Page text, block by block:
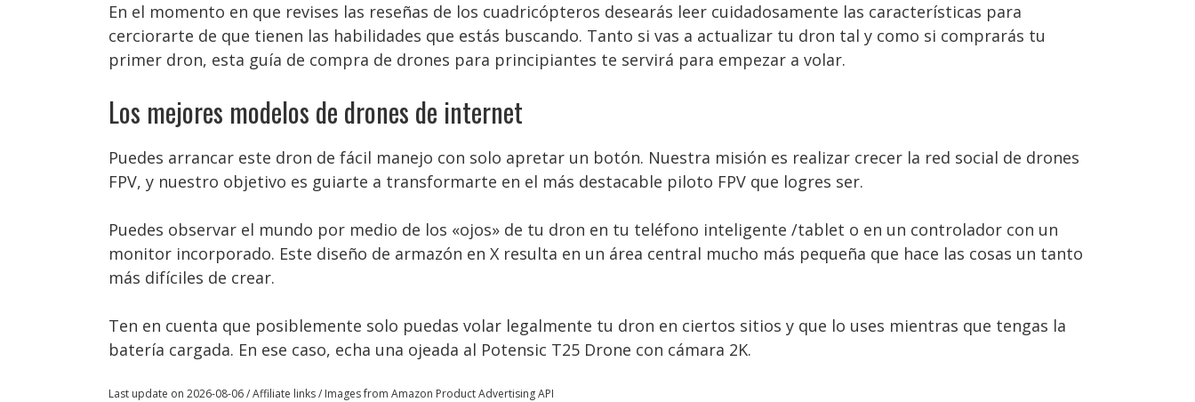
En el momento en que revises las reseñas de los cuadricópteros desearás leer cuidadosamente las características para
cerciorarte de que tienen las habilidades que estás buscando. Tanto si vas a actualizar tu dron tal y como si comprarás tu
primer dron, esta guía de compra de drones para principiantes te servirá para empezar a volar.
Los mejores modelos de drones de internet
Puedes arrancar este dron de fácil manejo con solo apretar un botón. Nuestra misión es realizar crecer la red social de drones
FPV, y nuestro objetivo es guiarte a transformarte en el más destacable piloto FPV que logres ser.
Puedes observar el mundo por medio de los «ojos» de tu dron en tu teléfono inteligente /tablet o en un controlador con un
monitor incorporado. Este diseño de armazón en X resulta en un área central mucho más pequeña que hace las cosas un tanto
más difíciles de crear.
Ten en cuenta que posiblemente solo puedas volar legalmente tu dron en ciertos sitios y que lo uses mientras que tengas la
batería cargada. En ese caso, echa una ojeada al Potensic T25 Drone con cámara 2K.
Last update on 2026-08-06 / Affiliate links / Images from Amazon Product Advertising API